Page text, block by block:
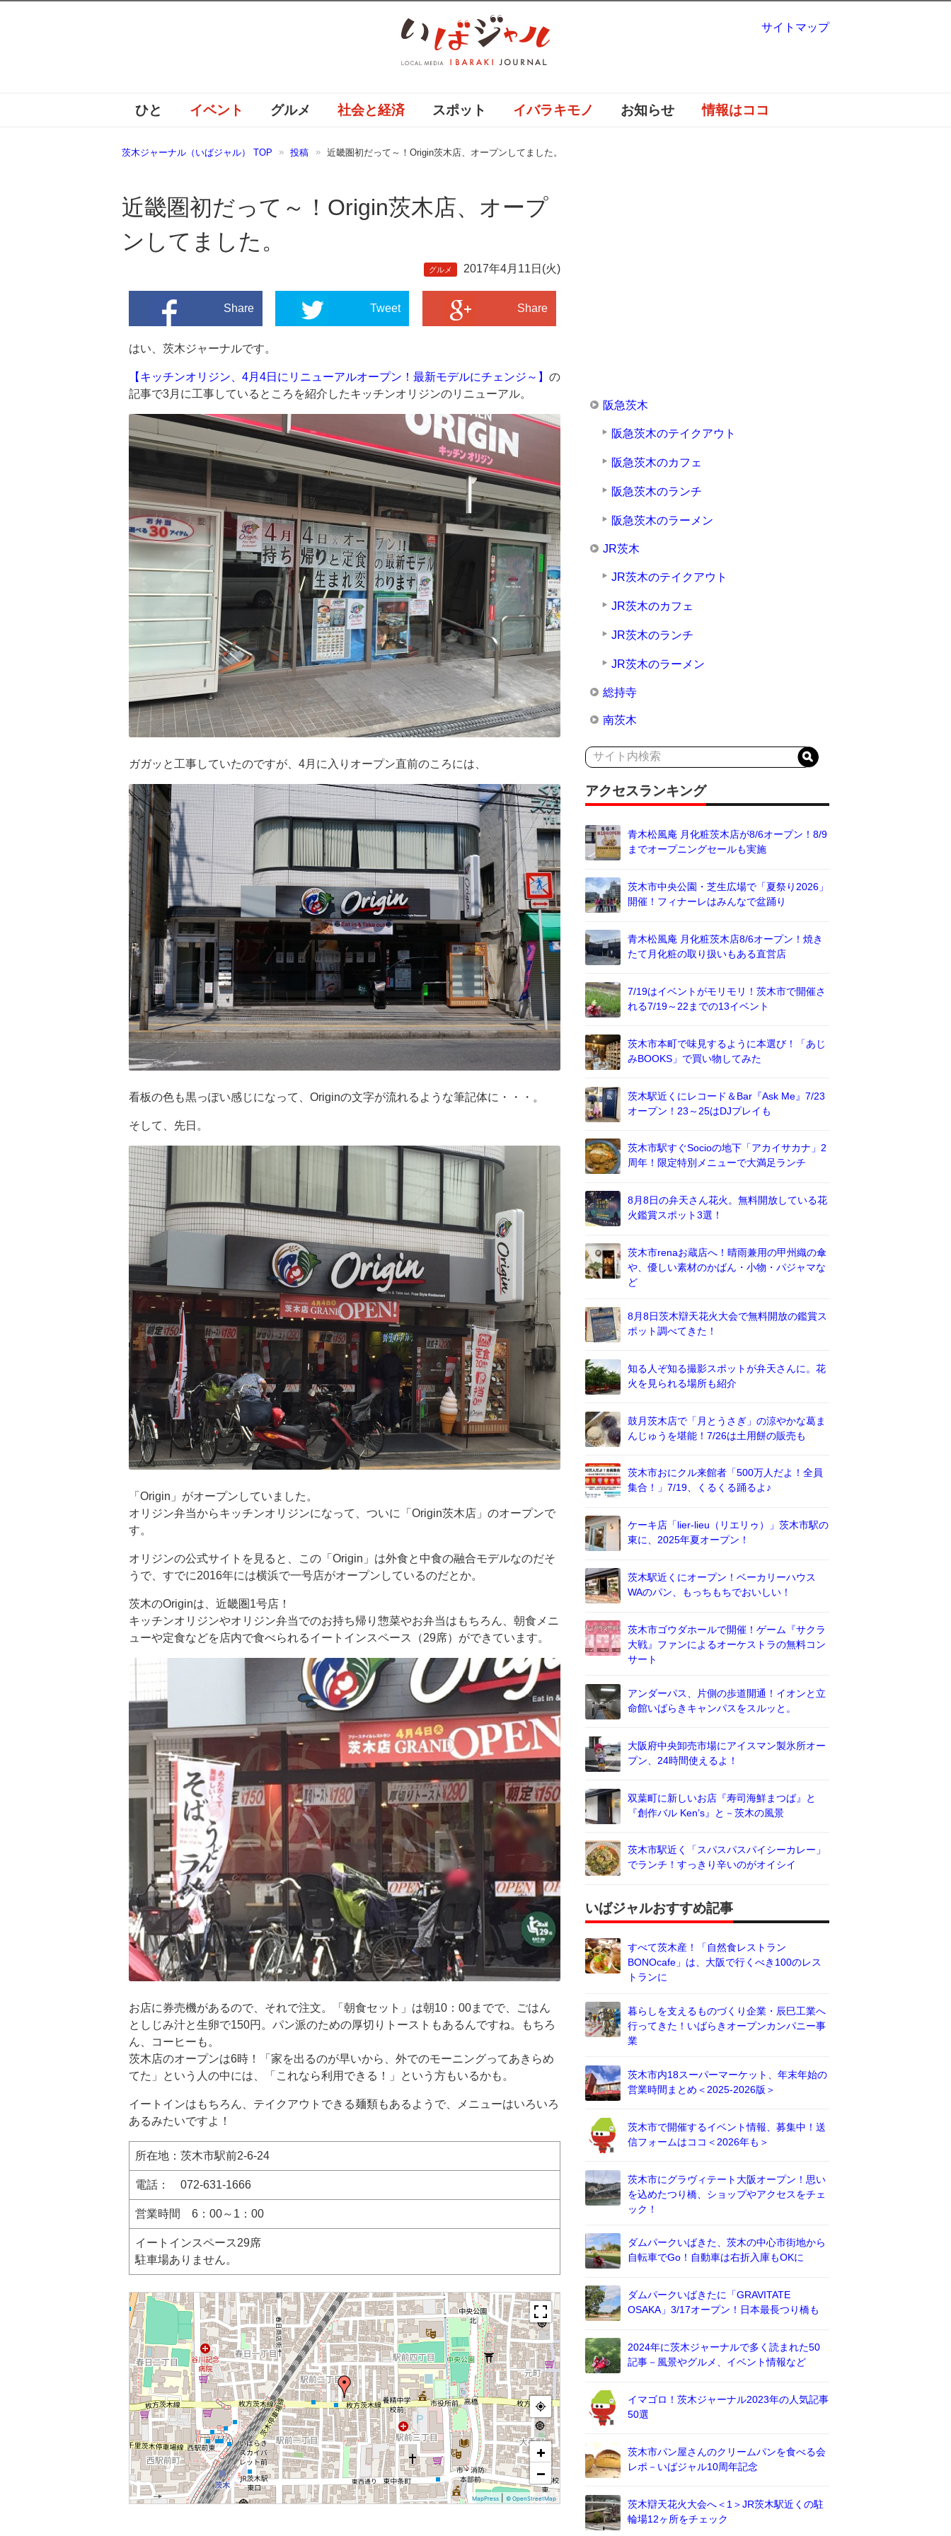
ひと イベント グルメ 社会と経済 スポット イバラキモノ お知らせ 情報はココ
茨木ジャーナル（いばジャル） TOP 投稿 近畿圏初だって～！Origin茨木店、オープンしてました。
近畿圏初だって～！Origin茨木店、オープ
ンしてました。
グルメ 2017年4月11日(火)
Share Tweet Share
はい、茨木ジャーナルです。
【キッチンオリジン、4月4日にリニューアルオープン！最新モデルにチェンジ～】 の
記事で3月に工事しているところを紹介したキッチンオリジンのリニューアル。
ガガッと工事していたのですが、4月に入りオープン直前のころには、
看板の色も黒っぽい感じになって、Originの文字が流れるような筆記体に・・・。
そして、先日。
「Origin」がオープンしていました。
オリジン弁当からキッチンオリジンになって、ついに「Origin茨木店」のオープンで
す。
オリジンの公式サイトを見ると、この「Origin」は外食と中食の融合モデルなのだそ
うで、すでに2016年には横浜で一号店がオープンしているのだとか。
茨木のOriginは、近畿圏1号店！
キッチンオリジンやオリジン弁当でのお持ち帰り惣菜やお弁当はもちろん、朝食メニ
ューや定食などを店内で食べられるイートインスペース（29席）ができています。
お店に券売機があるので、それで注文。「朝食セット」は朝10：00までで、ごはん
としじみ汁と生卵で150円。パン派のための厚切りトーストもあるんですね。もちろ
ん、コーヒーも。
茨木店のオープンは6時！「家を出るのが早いから、外でのモーニングってあきらめ
てた」という人の中には、「これなら利用できる！」という方もいるかも。
イートインはもちろん、テイクアウトできる麺類もあるようで、メニューはいろいろ
あるみたいですよ！
所在地：茨木市駅前2-6-24
電話： 072-631-1666
営業時間 6：00～1：00
イートインスペース29席
駐車場ありません。
+
−
MapPress © OpenStreetMap
阪急茨木
阪急茨木のテイクアウト
阪急茨木のカフェ
阪急茨木のランチ
阪急茨木のラーメン
JR茨木
JR茨木のテイクアウト
JR茨木のカフェ
JR茨木のランチ
JR茨木のラーメン
総持寺
南茨木
アクセスランキング
青木松風庵 月化粧茨木店が8/6オープン！8/9
までオープニングセールも実施
茨木市中央公園・芝生広場で「夏祭り2026」
開催！フィナーレはみんなで盆踊り
青木松風庵 月化粧茨木店8/6オープン！焼き
たて月化粧の取り扱いもある直営店
7/19はイベントがモリモリ！茨木市で開催さ
れる7/19～22までの13イベント
茨木市本町で味見するように本選び！「あじ
みBOOKS」で買い物してみた
茨木駅近くにレコード＆Bar『Ask Me』7/23
オープン！23～25はDJプレイも
茨木市駅すぐSocioの地下「アカイサカナ」2
周年！限定特別メニューで大満足ランチ
8月8日の弁天さん花火。無料開放している花
火鑑賞スポット3選！
茨木市renaお蔵店へ！晴雨兼用の甲州織の傘
や、優しい素材のかばん・小物・パジャマな
ど
8月8日茨木辯天花火大会で無料開放の鑑賞ス
ポット調べてきた！
知る人ぞ知る撮影スポットが弁天さんに。花
火を見られる場所も紹介
鼓月茨木店で「月とうさぎ」の涼やかな葛ま
んじゅうを堪能！7/26は土用餅の販売も
茨木市おにクル来館者「500万人だよ！全員
集合！」7/19、くるくる踊るよ♪
ケーキ店「lier-lieu（リエリゥ）」茨木市駅の
東に、2025年夏オープン！
茨木駅近くにオープン！ベーカリーハウス
WAのパン、もっちもちでおいしい！
茨木市ゴウダホールで開催！ゲーム『サクラ
大戦』ファンによるオーケストラの無料コン
サート
アンダーパス、片側の歩道開通！イオンと立
命館いばらきキャンパスをスルッと。
大阪府中央卸売市場にアイスマン製氷所オー
プン、24時間使えるよ！
双葉町に新しいお店『寿司海鮮まつば』と
『創作バル Ken’s』と－茨木の風景
茨木市駅近く「スパスパスパイシーカレー」
でランチ！すっきり辛いのがオイシイ
いばジャルおすすめ記事
すべて茨木産！「自然食レストラン
BONOcafe」は、大阪で行くべき100のレス
トランに
暮らしを支えるものづくり企業・辰巳工業へ
行ってきた！いばらきオープンカンパニー事
業
茨木市内18スーパーマーケット、年末年始の
営業時間まとめ＜2025-2026版＞
茨木市で開催するイベント情報、募集中！送
信フォームはココ＜2026年も＞
茨木市にグラヴィテート大阪オープン！思い
を込めたつり橋、ショップやアクセスをチェ
ック！
ダムパークいばきた、茨木の中心市街地から
自転車でGo！自動車は右折入庫もOKに
ダムパークいばきたに「GRAVITATE
OSAKA」3/17オープン！日本最長つり橋も
2024年に茨木ジャーナルで多く読まれた50
記事－風景やグルメ、イベント情報など
イマゴロ！茨木ジャーナル2023年の人気記事
50選
茨木市パン屋さんのクリームパンを食べる会
レポ－いばジャル10周年記念
茨木辯天花火大会へ＜1＞JR茨木駅近くの駐
輪場12ヶ所をチェック
サイトマップ